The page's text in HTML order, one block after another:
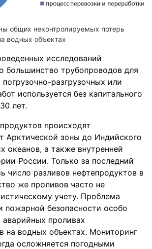
общих неконтролируемых потерь
водных объектах
исследований
большинство трубопроводов для
разгрузочных или
используется без капитального
лет.
происходят
Арктической зоны до Индийского
океанов, а также внутренней
России. Только за последний
число разливов нефтепродуктов в
же проливов часто не
учету. Проблема
пожарной безопасности особо
аварийных проливах
на водных объектах. Мониторинг
осложняется погодными